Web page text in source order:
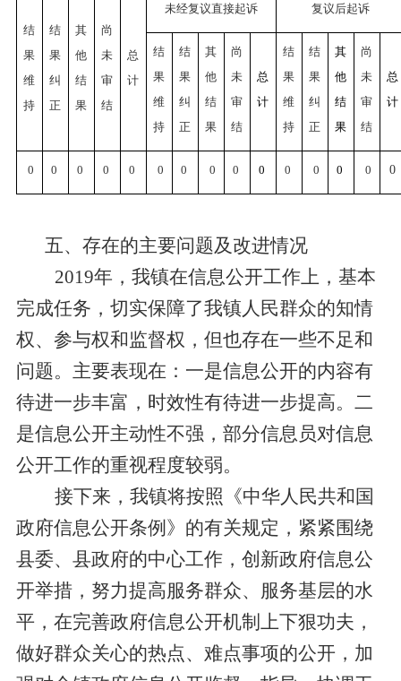
结
果
维
持
结
果
纠
正
其
他
结
果
尚
未
审
结
总
计
未经复议直接起诉 复议后起诉
结
果
维
持
结
果
纠
正
其
他
结
果
尚
未
审
结
总
计
结
果
维
持
结
果
纠
正
其
他
结
果
尚
未
审
结
总
计
0 0 0 0 0 0 0 0 0 0 0 0 0 0 0
五、 存在的主要问题及改进情况
2019年， 我镇在信息公开工作上，基本
完成任务，切实保障了我镇人民群众的知情
权、参与权和监督权，但也存在一些不足和
问题。主要表现在：一是信息公开的内容有
待进一步丰富，时效性有待进一步提高。二
是信息公开主动性不强，部分信息员对信息
公开工作的重视程度较弱。
接下来， 我镇将按照《中华人民共和国
政府信息公开条例》的有关规定，紧紧围绕
县委、县政府的中心工作，创新政府信息公
开举措，努力提高服务群众、服务基层的水
平，在完善政府信息公开机制上下狠功夫，
做好群众关心的热点、难点事项的公开，加